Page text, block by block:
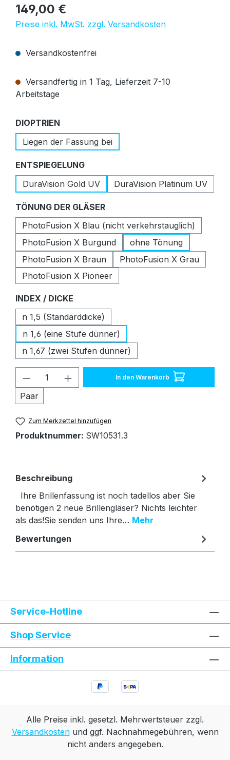
Regulärer Preis:
149,00 €
Preise inkl. MwSt. zzgl. Versandkosten
Versandkostenfrei
Versandfertig in 1 Tag, Lieferzeit 7-10
Arbeitstage
DIOPTRIEN
Liegen der Fassung bei
ENTSPIEGELUNGauswählen
DuraVision Gold UV
DuraVision Platinum UV
TÖNUNG DER GLÄSERauswählen
PhotoFusion X Blau (nicht verkehrstauglich)
PhotoFusion X Burgund
ohne Tönung
PhotoFusion X Braun
PhotoFusion X Grau
PhotoFusion X Pioneer
INDEX / DICKE
n 1,5 (Standarddicke)
n 1,6 (eine Stufe dünner)
n 1,67 (zwei Stufen dünner)
Produkt Anzahl: Gib den
Paar
In den Warenkorb
Zum Merkzettel hinzufügen
Produktnummer: SW10531.3
Beschreibung
Ihre Brillenfassung ist noch tadellos aber Sie
benötigen 2 neue Brillengläser? Nichts leichter
als das!Sie senden uns Ihre… Mehr
Bewertungen
Service-Hotline
Shop Service
Information
Alle Preise inkl. gesetzl. Mehrwertsteuer zzgl.
Versandkostenund ggf. Nachnahmegebühren, wenn
nicht anders angegeben.
Text vergrößern Hochkontrastmodus
Farben invertieren
Niedrige Sättigung
Animationen stoppen Überschriften hervorheben
Großer Cursor Leseführung